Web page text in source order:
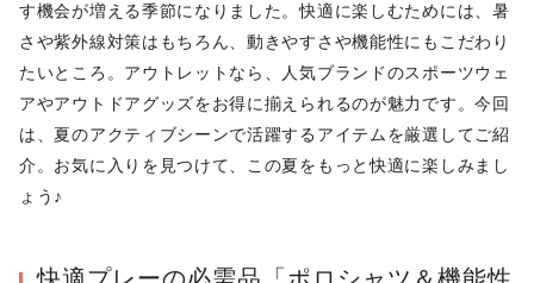
す機会が増える季節になりました。快適に楽しむためには、暑
さや紫外線対策はもちろん、動きやすさや機能性にもこだわり
たいところ。アウトレットなら、人気ブランドのスポーツウェ
アやアウトドアグッズをお得に揃えられるのが魅力です。今回
は、夏のアクティブシーンで活躍するアイテムを厳選してご紹
介。お気に入りを見つけて、この夏をもっと快適に楽しみまし
ょう♪